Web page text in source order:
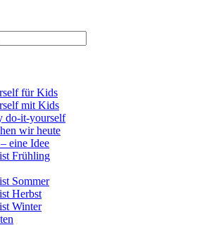
für Kids
mit Kids
do-it-yourself
wir heute
eine Idee
Frühling
Sommer
Herbst
Winter